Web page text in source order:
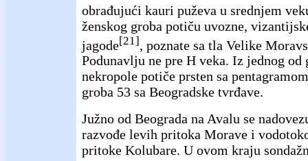
obrađujući kauri puževa u srednjem
ženskog groba potiču uvozne,
jagode[21], poznate sa tla Velike
Podunavlju ne pre H veka. Iz jednog od
nekropole potiče prsten sa
groba 53 sa Beogradske tvrđave.
Južno od Beograda na Avalu se
razvođe levih pritoka Morave i
pritoke Kolubare. U ovom kraju